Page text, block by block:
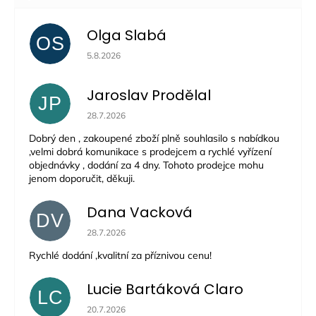
OS Olga Slabá
Hodnocení obchodu je 5 z 5 hvězdiček.
5.8.2026
JP Jaroslav Prodělal
Hodnocení obchodu je 5 z 5 hvězdiček.
28.7.2026
Dobrý den , zakoupené zboží plně souhlasilo s nabídkou
,velmi dobrá komunikace s prodejcem a rychlé vyřízení
objednávky , dodání za 4 dny. Tohoto prodejce mohu
jenom doporučit, děkuji.
DV Dana Vacková
Hodnocení obchodu je 5 z 5 hvězdiček.
28.7.2026
Rychlé dodání ,kvalitní za příznivou cenu!
LC Lucie Bartáková Claro
Hodnocení obchodu je 5 z 5 hvězdiček.
20.7.2026